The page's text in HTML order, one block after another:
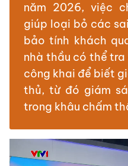
năm 2026, việc
giúp loại bỏ các
bảo tính khách
nhà thầu có thể
công khai để biết
thủ, từ đó giám
trong khâu chấm